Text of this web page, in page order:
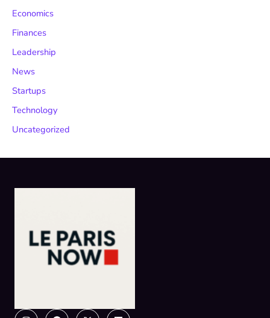
Economics
Finances
Leadership
News
Startups
Technology
Uncategorized
InstagramFacebook
X- Linkedin